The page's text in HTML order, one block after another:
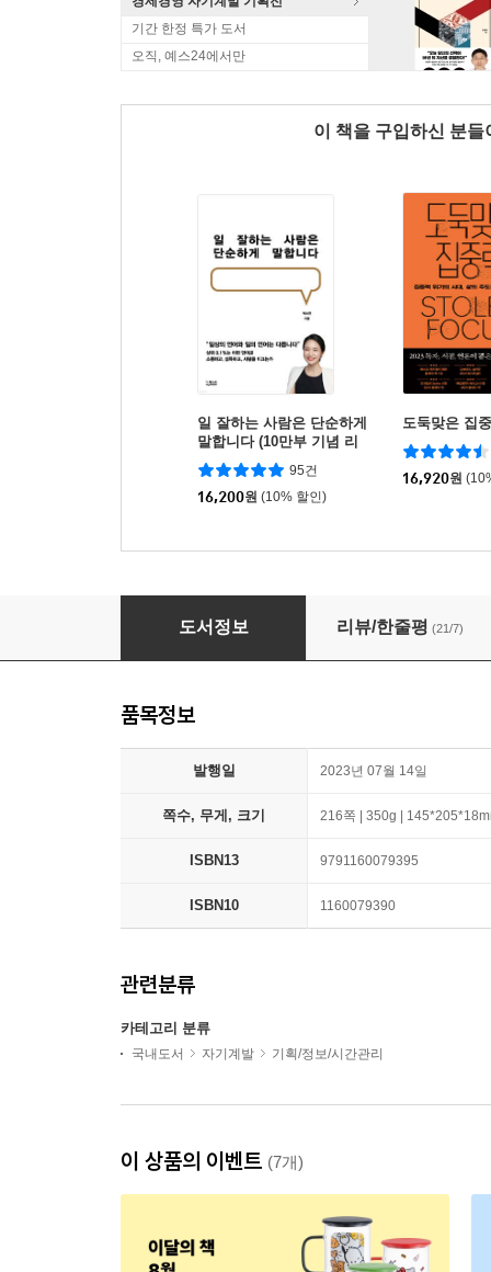
기간 한정 특가 도서
오직, 예스24에서만
이 책을 구입하신 분
일 잘하는 사람은 단순하게
말합니다 (10만부 기념 리
커버)
95건
16,200원 (10% 할인)
도둑맞은 집
16,920원
일 잘하는 사람은 1페이지로 생각합니다
도서정보 리뷰/한줄평 (21/7)
품목정보
발행일 2023년 07월 14일
쪽수, 무게, 크기 216쪽 | 350g |
ISBN13 9791160079395
ISBN10 1160079390
관련분류
카테고리 분류
국내도서 자기계발 기획/정보/시간관리
이 상품의 이벤트 (7개)